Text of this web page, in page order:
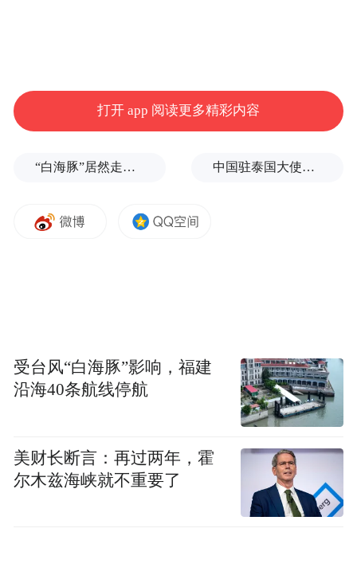
打开 app 阅读更多精彩内容
“白海豚”居然走出了古怪路径 中国驻泰国大使馆发布关于中国公民来泰国参加文体活动的提醒
受台风“白海豚”影响，福建
沿海40条航线停航
美财长断言：再过两年，霍
尔木兹海峡就不重要了